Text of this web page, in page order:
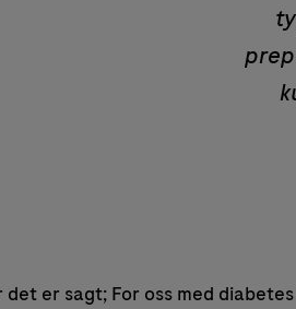
det er sagt; For oss med